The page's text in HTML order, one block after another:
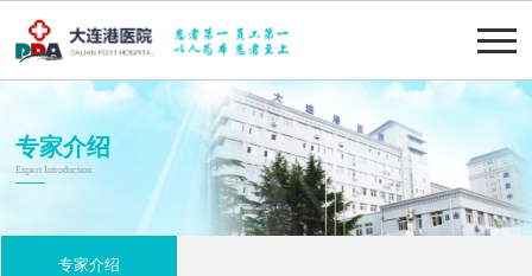
专家介绍
Expert Introduction
专家介绍